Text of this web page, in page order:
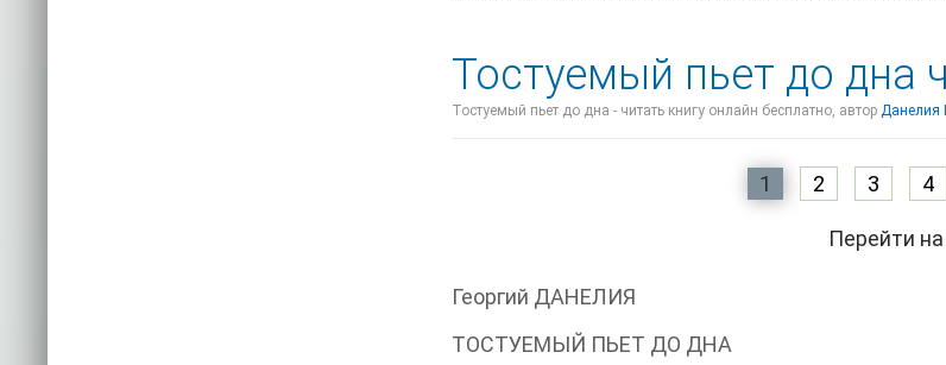
Тостуемый пьет до дна
Тостуемый пьет до дна - читать книгу онлайн бесплатно, автор Данелия
1 2 3 4
Перейти
Георгий ДАНЕЛИЯ
ТОСТУЕМЫЙ ПЬЕТ ДО ДНА